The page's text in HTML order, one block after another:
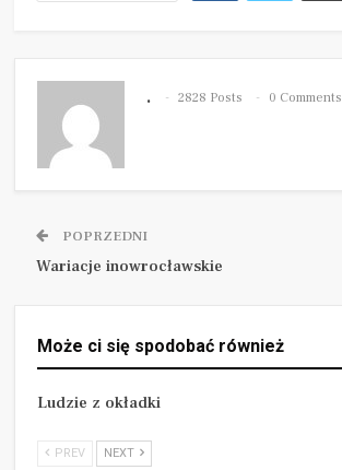
. 2828 Posts 0 Comments
POPRZEDNI
Wariacje inowrocławskie
Może ci się spodobać również
Ludzie z okładki
PREV NEXT